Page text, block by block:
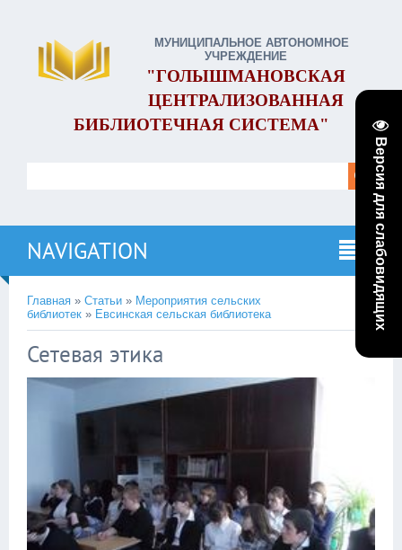
Версия для слабовидящих
МУНИЦИПАЛЬНОЕ АВТОНОМНОЕ
УЧРЕЖДЕНИЕ
"ГОЛЫШМАНОВСКАЯ
ЦЕНТРАЛИЗОВАННАЯ
БИБЛИОТЕЧНАЯ СИСТЕМА"
NAVIGATION
Главная » Статьи » Мероприятия сельских
библиотек » Евсинская сельская библиотека
Сетевая этика